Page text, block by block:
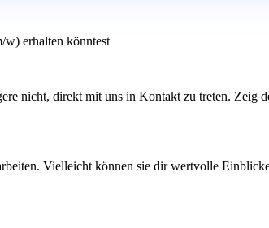
erhalten könntest
nicht, direkt mit uns in Kontakt zu treten. Zeig
Vielleicht können sie dir wertvolle